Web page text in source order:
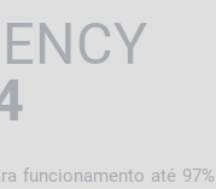
funcionamento até 97%